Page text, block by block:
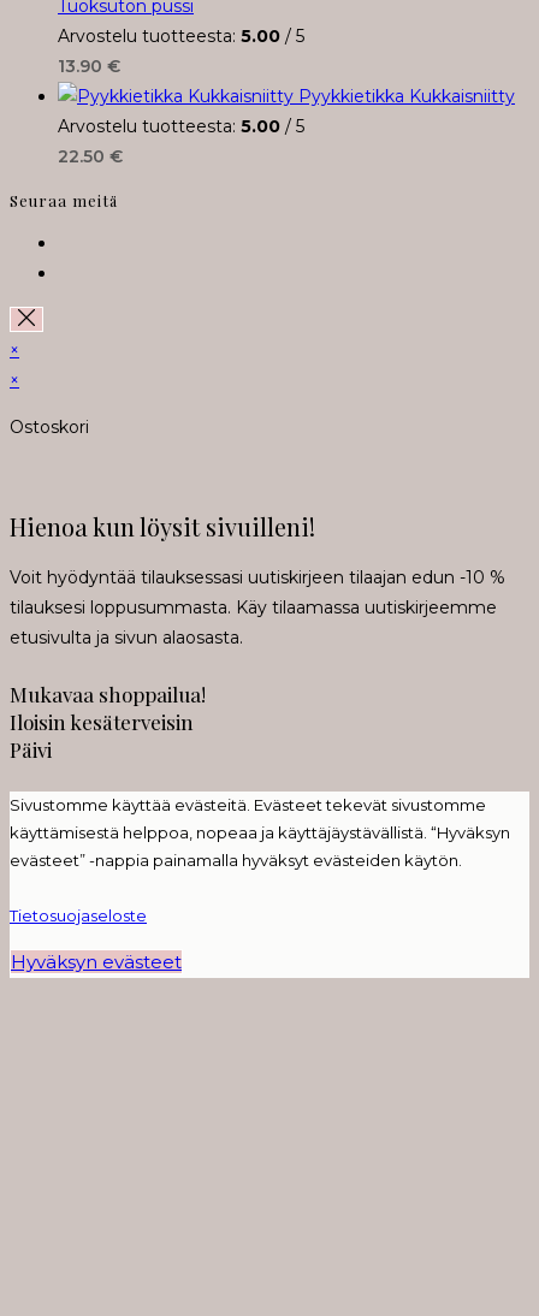
Tuoksuton pussi
Arvostelu tuotteesta: 5.00 / 5
13.90 €
Pyykkietikka Kukkaisniitty
Arvostelu tuotteesta: 5.00 / 5
22.50 €
Seuraa meitä
×
×
Ostoskori
Hienoa kun löysit sivuilleni!
Voit hyödyntää tilauksessasi uutiskirjeen tilaajan edun -10 %
tilauksesi loppusummasta. Käy tilaamassa uutiskirjeemme
etusivulta ja sivun alaosasta.
Mukavaa shoppailua!
Iloisin kesäterveisin
Päivi
Sivustomme käyttää evästeitä. Evästeet tekevät sivustomme
käyttämisestä helppoa, nopeaa ja käyttäjäystävällistä. “Hyväksyn
evästeet” -nappia painamalla hyväksyt evästeiden käytön.
Tietosuojaseloste
Hyväksyn evästeet